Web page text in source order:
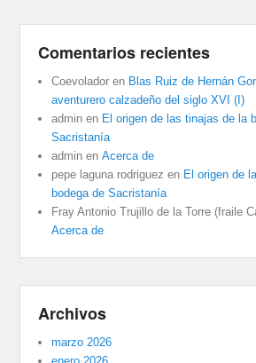
Comentarios recientes
Coevolador en Blas Ruiz de Hernán
aventurero calzadeño del siglo XVI (I)
admin en El origen de las tinajas de la
Sacristanía
admin enAcerca de
pepe laguna rodriguez en El origen de
bodega de Sacristanía
Fray Antonio Trujillo de la Torre (fraile
Acerca de
Archivos
marzo 2026